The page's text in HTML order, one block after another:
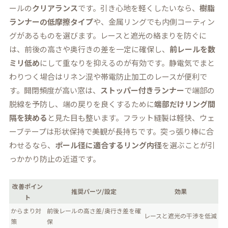
ールのクリアランスです。引き心地を軽くしたいなら、樹脂
ランナーの低摩擦タイプや、金属リングでも内側コーティン
グがあるものを選びます。レースと遮光の絡まりを防ぐに
は、前後の高さや奥行きの差を一定に確保し、 前レールを数
ミリ低めにして重なりを抑えるのが有効です。静電気でまと
わりつく場合はリネン混や帯電防止加工のレースが便利で
す。開閉頻度が高い窓は、 ストッパー付きランナーで端部の
脱線を予防し、端の戻りを良くするために端部だけリング間
隔を狭める と見た目も整います。フラット縫製は軽快、ウェ
ーブテープは形状保持で美観が長持ちです。突っ張り棒に合
わせるなら、 ポール径に適合するリング内径を選ぶことが引
っかかり防止の近道です。
改善ポイン
ト
推奨パーツ/設定 効果
からまり対
策
前後レールの高さ差/奥行き差を確
保
レースと遮光の干渉を低減